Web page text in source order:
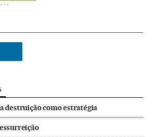
destruição como estratégia